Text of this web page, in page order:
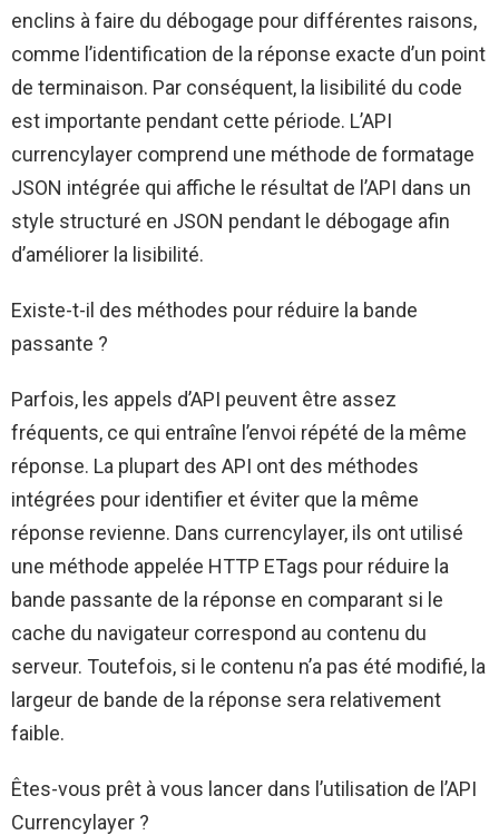
enclins à faire du débogage pour différentes raisons,
comme l’identification de la réponse exacte d’un point
de terminaison. Par conséquent, la lisibilité du code
est importante pendant cette période. L’API
currencylayer comprend une méthode de formatage
JSON intégrée qui affiche le résultat de l’API dans un
style structuré en JSON pendant le débogage afin
d’améliorer la lisibilité.
Existe-t-il des méthodes pour réduire la bande
passante ?
Parfois, les appels d’API peuvent être assez
fréquents, ce qui entraîne l’envoi répété de la même
réponse. La plupart des API ont des méthodes
intégrées pour identifier et éviter que la même
réponse revienne. Dans currencylayer, ils ont utilisé
une méthode appelée HTTP ETags pour réduire la
bande passante de la réponse en comparant si le
cache du navigateur correspond au contenu du
serveur. Toutefois, si le contenu n’a pas été modifié, la
largeur de bande de la réponse sera relativement
faible.
Êtes-vous prêt à vous lancer dans l’utilisation de l’API
Currencylayer ?